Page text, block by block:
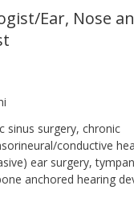
Ear, Nose
sinus surgery, chronic
conductive
ear surgery,
anchored hearing